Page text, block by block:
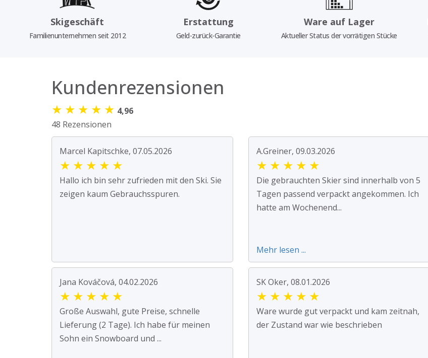
Skigeschäft
Familienunternehmen seit 2012
Erstattung
Geld-zurück-Garantie
Ware auf Lager
Aktueller Status der vorrätigen Stücke
Kundenrezensionen
★ ★ ★ ★ ★ 4,96
48 Rezensionen
Marcel Kapitschke, 07.05.2026
★ ★ ★ ★ ★
Hallo ich bin sehr zufrieden mit den Ski. Sie
zeigen kaum Gebrauchsspuren.
A.Greiner, 09.03.2026
★ ★ ★ ★ ★
Die gebrauchten Skier sind innerhalb von 5
Tagen passend verpackt angekommen. Ich
hatte am Wochenend...
Mehr lesen ...
Jana Kováčová, 04.02.2026
★ ★ ★ ★ ★
Große Auswahl, gute Preise, schnelle
Lieferung (2 Tage). Ich habe für meinen
Sohn ein Snowboard und ...
SK Oker, 08.01.2026
★ ★ ★ ★ ★
Ware wurde gut verpackt und kam zeitnah,
der Zustand war wie beschrieben